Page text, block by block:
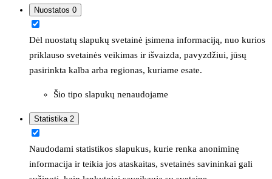
Nuostatos 0
Dėl nuostatų slapukų svetainė įsimena informaciją, nuo kurios
priklauso svetainės veikimas ir išvaizda, pavyzdžiui, jūsų
pasirinkta kalba arba regionas, kuriame esate.
Šio tipo slapukų nenaudojame
Statistika 2
Naudodami statistikos slapukus, kurie renka anoniminę
informacija ir teikia jos ataskaitas, svetainės savininkai gali